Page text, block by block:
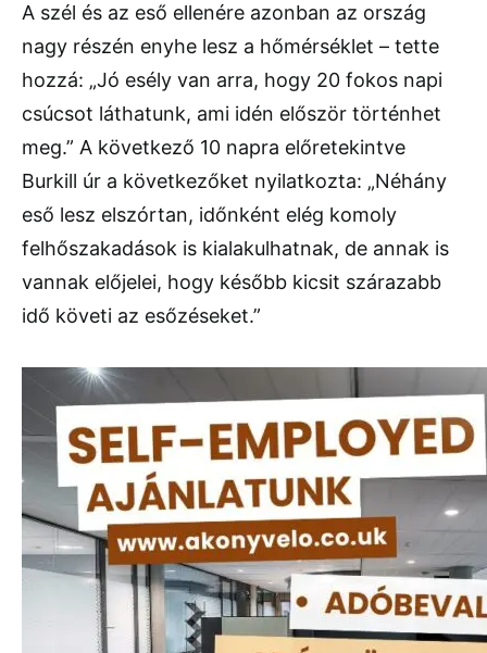
A szél és az eső ellenére azonban az ország
nagy részén enyhe lesz a hőmérséklet – tette
hozzá: „Jó esély van arra, hogy 20 fokos napi
csúcsot láthatunk, ami idén először történhet
meg.” A következő 10 napra előretekintve
Burkill úr a következőket nyilatkozta: „Néhány
eső lesz elszórtan, időnként elég komoly
felhőszakadások is kialakulhatnak, de annak is
vannak előjelei, hogy később kicsit szárazabb
idő követi az esőzéseket.”